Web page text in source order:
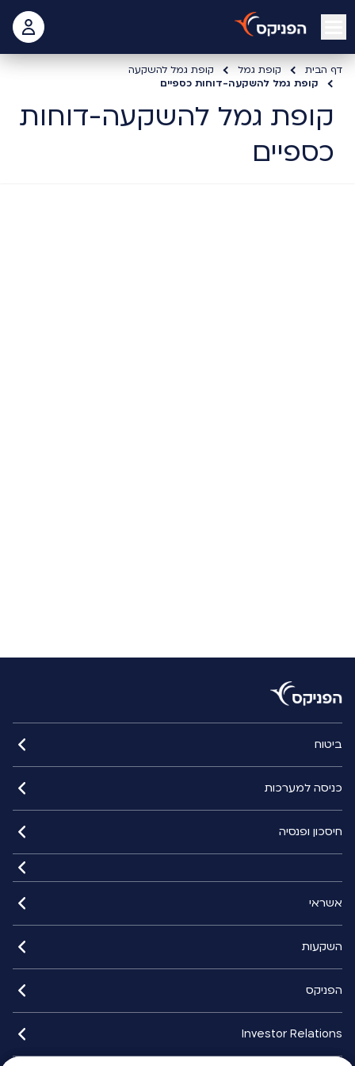
open mobile menu
דף הבית קופת גמל
קופת גמל להשקעה
קופת גמל להשקעה-דוחות כספיים
קופת גמל להשקעה-דוחות
כספיים
ביטוח
כניסה למערכות
חיסכון ופנסיה
אשראי
השקעות
הפניקס
Investor Relations